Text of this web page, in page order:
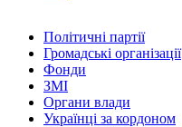
Політичні партії
Громадські організації
Фонди
ЗМІ
Органи влади
Українці за кордоном